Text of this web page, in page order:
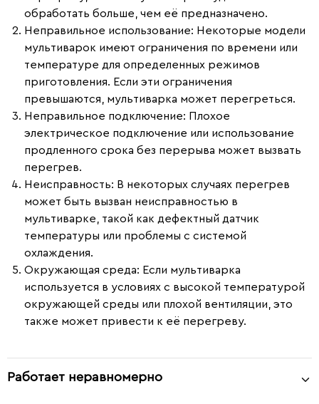
обработать больше, чем её предназначено.
Неправильное использование: Некоторые модели
мультиварок имеют ограничения по времени или
температуре для определенных режимов
приготовления. Если эти ограничения
превышаются, мультиварка может перегреться.
Неправильное подключение: Плохое
электрическое подключение или использование
продленного срока без перерыва может вызвать
перегрев.
Неисправность: В некоторых случаях перегрев
может быть вызван неисправностью в
мультиварке, такой как дефектный датчик
температуры или проблемы с системой
охлаждения.
Окружающая среда: Если мультиварка
используется в условиях с высокой температурой
окружающей среды или плохой вентиляции, это
также может привести к её перегреву.
Работает неравномерно